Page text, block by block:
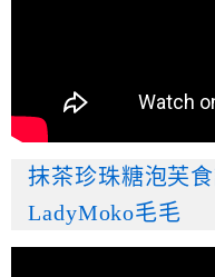
抹茶珍珠糖泡芙
LadyMoko毛毛